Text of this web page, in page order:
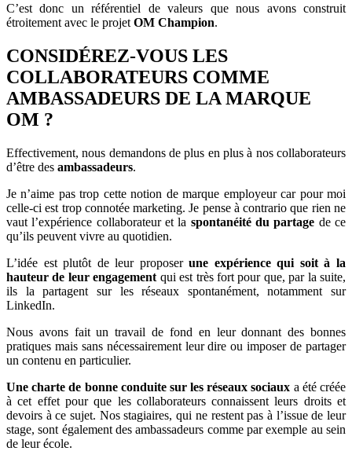
C’est donc un référentiel de valeurs que nous avons construit
étroitement avec le projet OM Champion.
CONSIDÉREZ-VOUS LES
COLLABORATEURS COMME
AMBASSADEURS DE LA MARQUE
OM ?
Effectivement, nous demandons de plus en plus à nos collaborateurs
d’être des ambassadeurs.
Je n’aime pas trop cette notion de marque employeur car pour moi
celle-ci est trop connotée marketing. Je pense à contrario que rien ne
vaut l’expérience collaborateur et la spontanéité du partage de ce
qu’ils peuvent vivre au quotidien.
L’idée est plutôt de leur proposerune expérience qui soit à la
hauteur de leur engagement qui est très fort pour que, par la suite,
ils la partagent sur les réseaux spontanément, notamment sur
LinkedIn.
Nous avons fait un travail de fond en leur donnant des bonnes
pratiques mais sans nécessairement leur dire ou imposer de partager
un contenu en particulier.
Une charte de bonne conduite sur les réseaux sociaux a été créée
à cet effet pour que les collaborateurs connaissent leurs droits et
devoirs à ce sujet. Nos stagiaires, qui ne restent pas à l’issue de leur
stage, sont également des ambassadeurs comme par exemple au sein
de leur école.